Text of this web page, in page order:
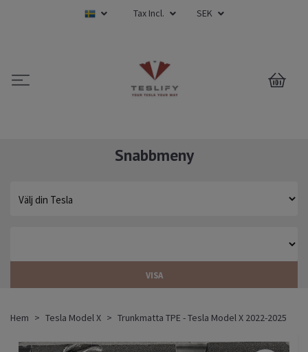
Tax Incl. SEK
0
Snabbmeny
VISA
Hem Tesla Model X Trunkmatta TPE - Tesla Model X 2022-2025